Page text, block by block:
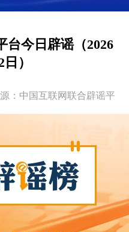
台今日辟谣（2026
）
：中国互联网联合辟谣平